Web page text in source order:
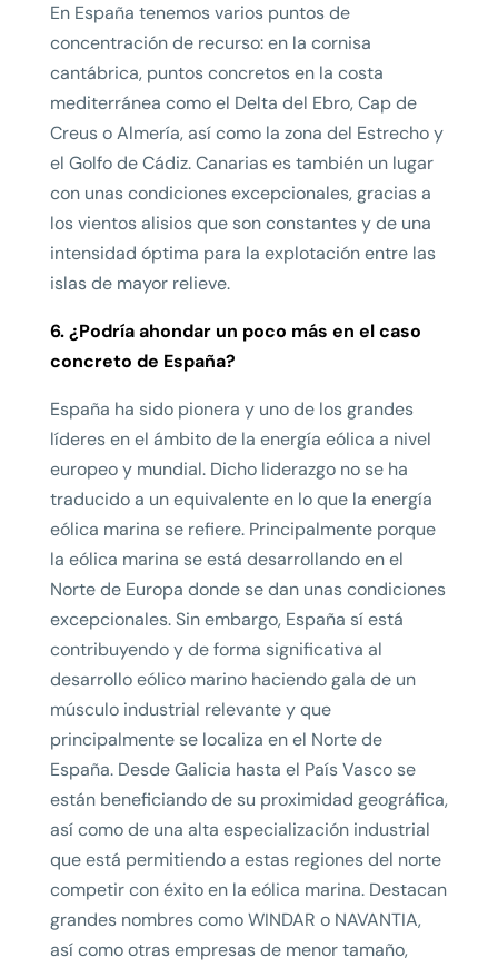
En España tenemos varios puntos de
concentración de recurso: en la cornisa
cantábrica, puntos concretos en la costa
mediterránea como el Delta del Ebro, Cap de
Creus o Almería, así como la zona del Estrecho y
el Golfo de Cádiz. Canarias es también un lugar
con unas condiciones excepcionales, gracias a
los vientos alisios que son constantes y de una
intensidad óptima para la explotación entre las
islas de mayor relieve.
6. ¿Podría ahondar un poco más en el caso
concreto de España?
España ha sido pionera y uno de los grandes
líderes en el ámbito de la energía eólica a nivel
europeo y mundial. Dicho liderazgo no se ha
traducido a un equivalente en lo que la energía
eólica marina se refiere. Principalmente porque
la eólica marina se está desarrollando en el
Norte de Europa donde se dan unas condiciones
excepcionales. Sin embargo, España sí está
contribuyendo y de forma significativa al
desarrollo eólico marino haciendo gala de un
músculo industrial relevante y que
principalmente se localiza en el Norte de
España. Desde Galicia hasta el País Vasco se
están beneficiando de su proximidad geográfica,
así como de una alta especialización industrial
que está permitiendo a estas regiones del norte
competir con éxito en la eólica marina. Destacan
grandes nombres como WINDAR o NAVANTIA,
así como otras empresas de menor tamaño,